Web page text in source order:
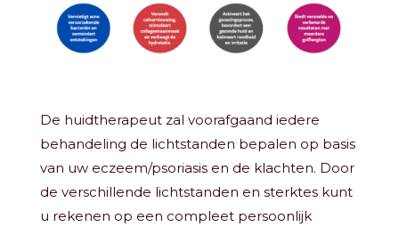
De huidtherapeut zal voorafgaand iedere
behandeling de lichtstanden bepalen op basis
van uw eczeem/psoriasis en de klachten. Door
de verschillende lichtstanden en sterktes kunt
u rekenen op een compleet persoonlijk